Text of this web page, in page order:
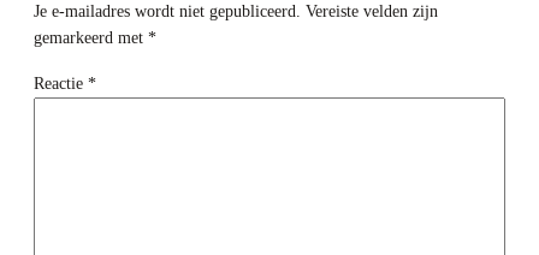
Je e-mailadres wordt niet gepubliceerd.
Vereiste velden zijn
gemarkeerd met *
Reactie *